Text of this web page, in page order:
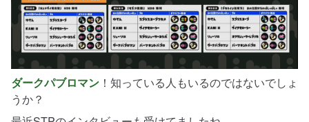
ダークパブロマン ！知っている人もいるのではないでしょ
うか？